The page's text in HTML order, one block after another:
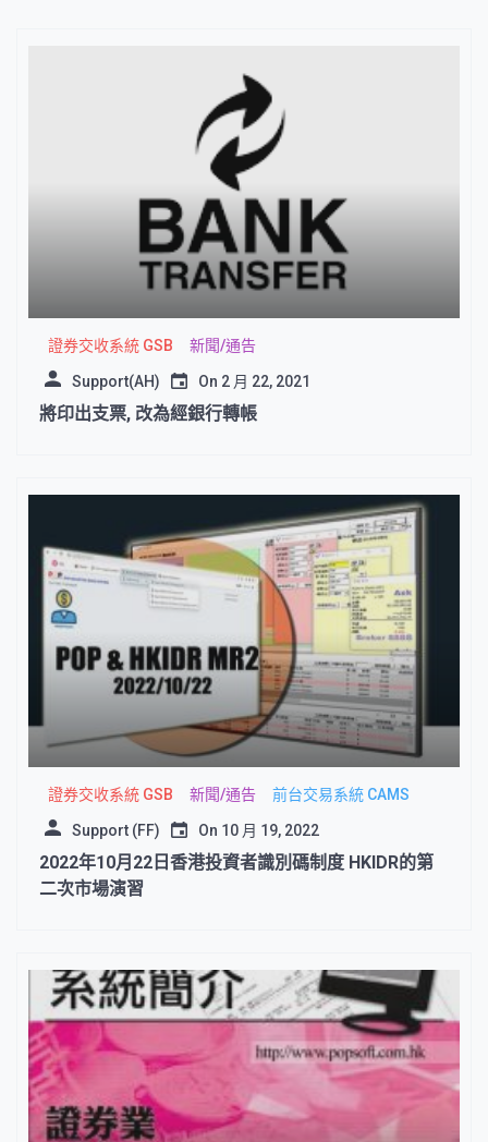
證券交收系統 GSB 新聞/通告
Support(AH) On 2 月 22, 2021
將印出支票, 改為經銀行轉帳
證券交收系統 GSB 新聞/通告 前台交易系統 CAMS
Support (FF) On 10 月 19, 2022
2022年10月22日香港投資者識別碼制度 HKIDR的第
二次市場演習